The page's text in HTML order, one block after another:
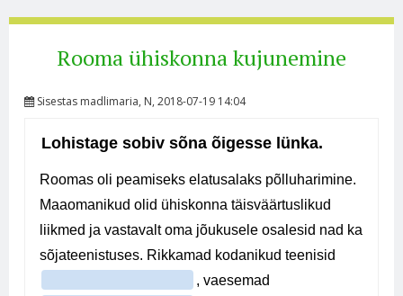
Rooma ühiskonna kujunemine
Sisestas madlimaria, N, 2018-07-19 14:04